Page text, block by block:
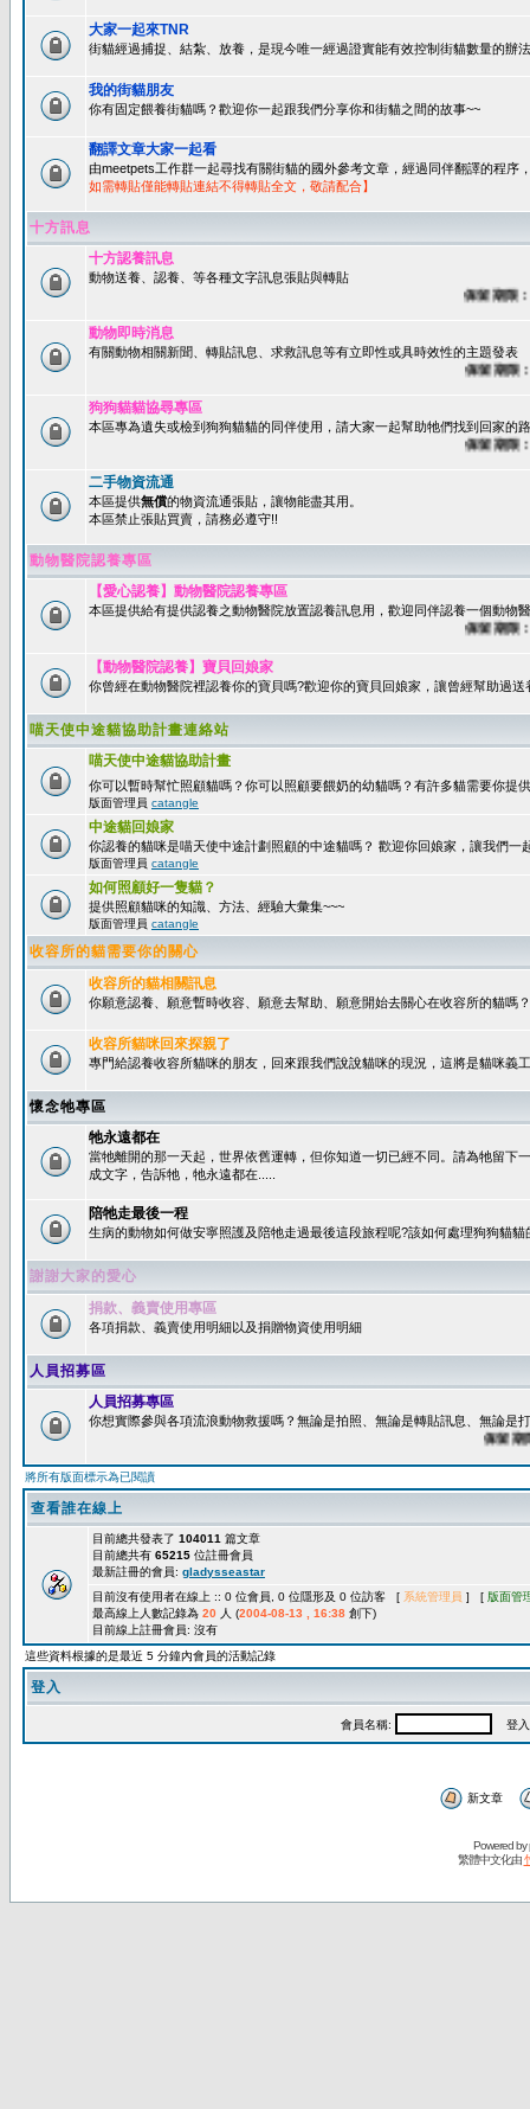
大家一起來TNR
街貓經過捕捉、結紮、放養，是現今唯一經過證實能有效控制街貓數量的辦
我的街貓朋友
你有固定餵養街貓嗎？歡迎你一起跟我們分享你和街貓之間的故事~~
翻譯文章大家一起看
由meetpets工作群一起尋找有關街貓的國外參考文章，經過同伴翻譯的程序
如需轉貼僅能轉貼連結不得轉貼全文，敬請配合】
十方訊息
十方認養訊息
動物送養、認養、等各種文字訊息張貼與轉貼
保留期限：60
動物即時消息
有關動物相關新聞、轉貼訊息、求救訊息等有立即性或具時效性的主題發表
保留期限：45
狗狗貓貓協尋專區
本區專為遺失或檢到狗狗貓貓的同伴使用，請大家一起幫助牠們找到回家的
保留期限：60
二手物資流通
本區提供無償的物資流通張貼，讓物能盡其用。
本區禁止張貼買賣，請務必遵守!!
動物醫院認養專區
【愛心認養】動物醫院認養專區
本區提供給有提供認養之動物醫院放置認養訊息用，歡迎同伴認養一個動物
保留期限：60
【動物醫院認養】寶貝回娘家
你曾經在動物醫院裡認養你的寶貝嗎?歡迎你的寶貝回娘家，讓曾經幫助過
喵天使中途貓協助計畫連絡站
喵天使中途貓協助計畫
你可以暫時幫忙照顧貓嗎？你可以照顧要餵奶的幼貓嗎？有許多貓需要你提
版面管理員 catangle
中途貓回娘家
你認養的貓咪是喵天使中途計劃照顧的中途貓嗎？ 歡迎你回娘家，讓我們一
版面管理員 catangle
如何照顧好一隻貓？
提供照顧貓咪的知識、方法、經驗大彙集~~~
版面管理員 catangle
收容所的貓需要你的關心
收容所的貓相關訊息
你願意認養、願意暫時收容、願意去幫助、願意開始去關心在收容所的貓嗎？
收容所貓咪回來探親了
專門給認養收容所貓咪的朋友，回來跟我們說說貓咪的現況，這將是貓咪義
懷念牠專區
牠永遠都在
當牠離開的那一天起，世界依舊運轉，但你知道一切已經不同。請為牠留下
成文字，告訴牠，牠永遠都在.....
陪牠走最後一程
生病的動物如何做安寧照護及陪牠走過最後這段旅程呢?該如何處理狗狗貓貓
謝謝大家的愛心
捐款、義賣使用專區
各項捐款、義賣使用明細以及捐贈物資使用明細
人員招募區
人員招募專區
你想實際參與各項流浪動物救援嗎？無論是拍照、無論是轉貼訊息、無論是
保留期限：
將所有版面標示為已閱讀
查看誰在線上
目前總共發表了 104011 篇文章
目前總共有 65215 位註冊會員
最新註冊的會員: gladysseastar
目前沒有使用者在線上 :: 0 位會員, 0 位隱形及 0 位訪客 [ 系統管理員 ] [ 版面管
最高線上人數記錄為 20 人 (2004-08-13 , 16:38 創下)
目前線上註冊會員: 沒有
這些資料根據的是最近 5 分鐘內會員的活動記錄
登入
會員名稱: 登入
新文章
Powered by
繁體中文化由